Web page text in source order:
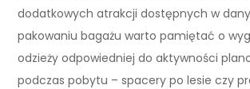
dodatkowych atrakcji dostępnych w
pakowaniu bagażu warto pamiętać o
odzieży odpowiedniej do aktywności
podczas pobytu – spacery po lesie czy